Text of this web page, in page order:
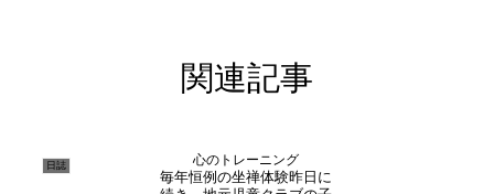
関連記事
日誌 心のトレーニング
毎年恒例の坐禅体験昨日に